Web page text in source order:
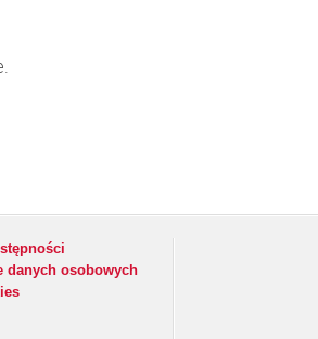
danych osobowych